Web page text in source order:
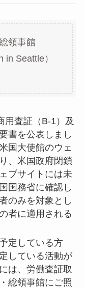
領事館
in Seattle）
用査証（B-1）及
書を公表しまし
国大使館のウェ
、米国政府閉鎖
ブサイトには未
国務省に確認し
のみを対象とし
者に適用される
定している方
している活動が
は、労働査証取
総領事館にご照